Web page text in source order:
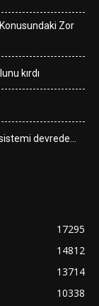
Zor
kırdı
devrede…
17295
14812
13714
10338